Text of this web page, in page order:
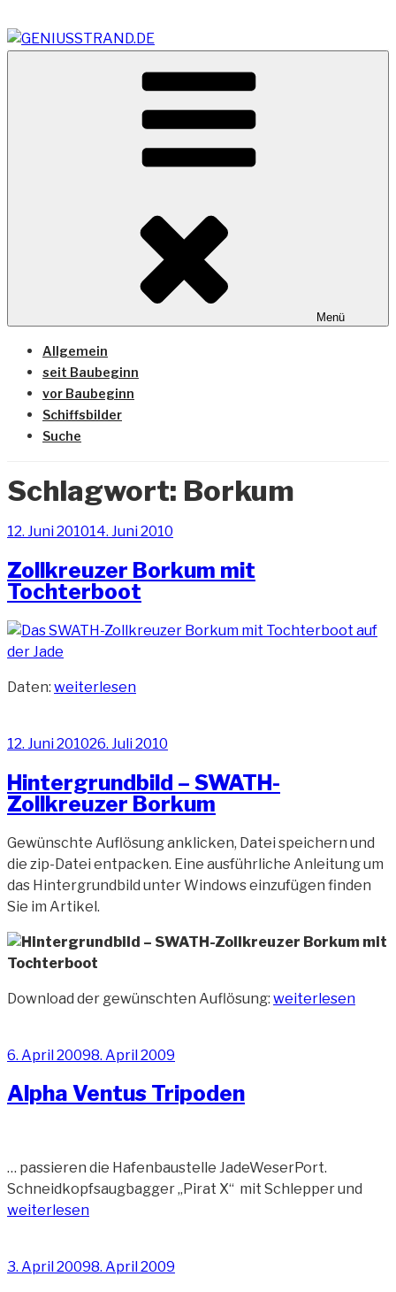
Inhalt
springen
GENIUSSTRAND.DE
Vom Geniusstrand zum JadeWeserPort/Container
Terminal Wilhelmshaven
Menü
Allgemein
seit Baubeginn
vor Baubeginn
Schiffsbilder
Suche
Schlagwort: Borkum
Veröffentlicht
12. Juni 201014. Juni 2010
Zollkreuzer Borkum mit
Tochterboot
Daten: „Zollkreuzer
Tochterboot“
weiterlesen
Veröffentlicht
12. Juni 201026. Juli 2010
Hintergrundbild – SWATH-
Zollkreuzer Borkum
Gewünschte Auflösung anklicken, Datei speichern und
die zip-Datei entpacken. Eine ausführliche Anleitung um
das Hintergrundbild unter Windows einzufügen finden
Sie im Artikel.
Download der gewünschten Auflösung: „Hintergrundbild
weiterlesen
Veröffentlicht
6. April 20098. April 2009
Alpha Ventus Tripoden
… passieren die Hafenbaustelle JadeWeserPort.
Schneidkopfsaugbagger „Pirat X“ mit Schlepper und
weiterlesen
Veröffentlicht
3. April 20098. April 2009